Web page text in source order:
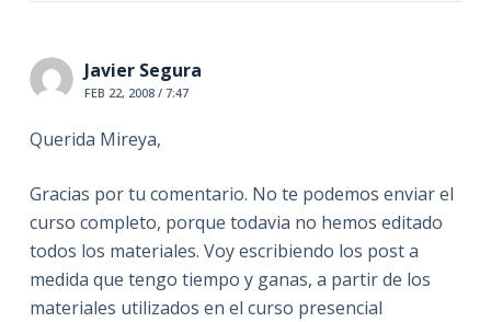
Javier Segura
FEB 22, 2008 / 7:47
Querida Mireya,
Gracias por tu comentario. No te podemos enviar el
curso completo, porque todavia no hemos editado
todos los materiales. Voy escribiendo los post a
medida que tengo tiempo y ganas, a partir de los
materiales utilizados en el curso presencial